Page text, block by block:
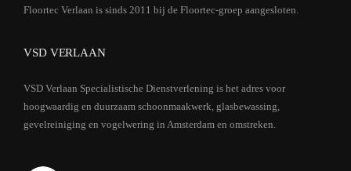
Floortec Verlaan is sinds 2011 bij de Floortec-groep aangesloten.
VSD VERLAAN
VSD Verlaan Specialistische Dienstverlening is het adres voor
hoogwaardig en duurzaam schoonmaakwerk, glasbewassing,
gevelreiniging en vogelwering in Amsterdam en omstreken.